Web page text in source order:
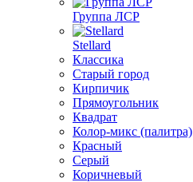
Группа ЛСР
Stellard
Классика
Старый город
Кирпичик
Прямоугольник
Квадрат
Колор-микс (палитра)
Красный
Серый
Коричневый